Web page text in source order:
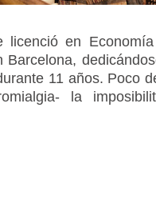
licenció en
Barcelona,
11 años. Poco
la